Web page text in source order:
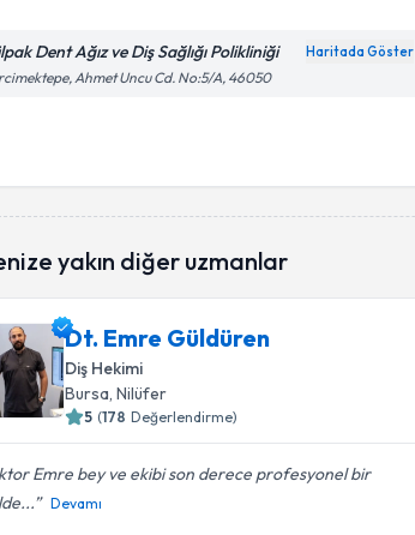
Dent Ağız ve Diş Sağlığı Polikliniği Haritada Göster
Ahmet Uncu Cd. No:5/A, 46050
yakın diğer uzmanlar
Dt. Emre Güldüren
Diş Hekimi
Bursa , Nilüfer
5 (178 Değerlendirme)
Emre bey ve ekibi son derece profesyonel bir
Devamı